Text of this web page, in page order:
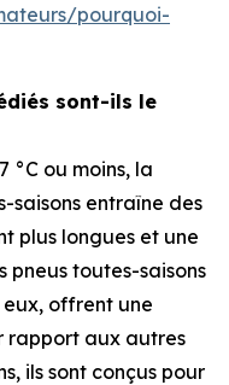
pourquoi-
sont-ils le
°C ou moins, la
saisons entraîne des
plus longues et une
pneus toutes-saisons
offrent une
rapport aux autres
ils sont conçus pour